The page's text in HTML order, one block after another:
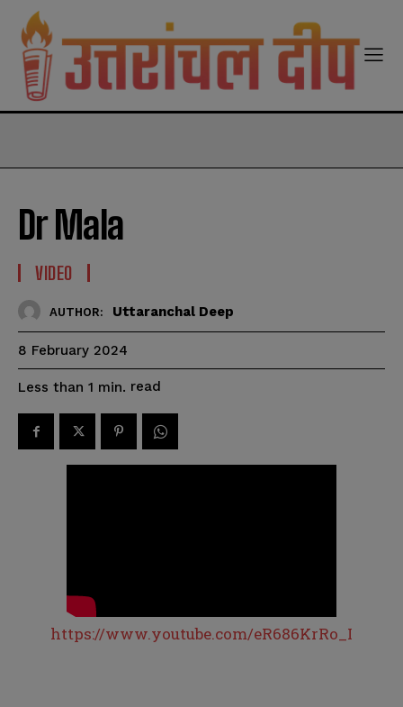
Dr Mala
VIDEO
AUTHOR: Uttaranchal Deep
8 February 2024
Less than 1 min. read
https://www.youtube.com/eR686KrRo_I